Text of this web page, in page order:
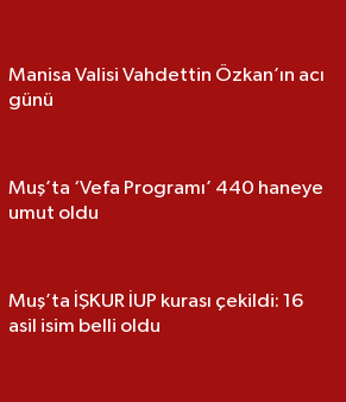
Manisa Valisi Vahdettin Özkan’ın acı
günü
Muş’ta ‘Vefa Programı’ 440 haneye
umut oldu
Muş’ta İŞKUR İUP kurası çekildi: 16
asil isim belli oldu